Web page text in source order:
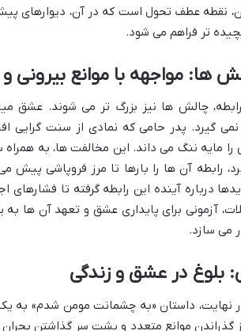
نقطه عطف تحول است که در آن، دیوارهای
تر فراهم می شود.
ها: مواجهه با موانع بیرونی
چالش ها نیز بزرگ تر می شوند. عشق
نمی گیرد. پدر حامی که نمادی از سنت گرایی
مایه ننگ می داند. این مخالفت ها، به
رابطه آن ها را بارها تا مرز فروپاشی پیش
درباره آینده این رابطه گرفته تا
آزمونی برای پایداری عشق و تعهد آن
می سازد.
بلوغ در عشق و زندگی
نهایت، داستان «به چشمانت مومن شدم» به
موانع متعدد و پشت سر گذاشتن